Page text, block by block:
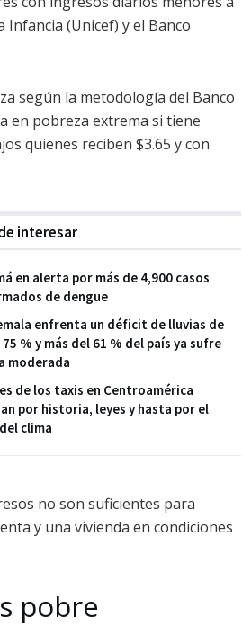
Infancia (Unicef) y el Banco
según la metodología del Banco
en pobreza extrema si tiene
quienes reciben $3.65 y con
interesar
en alerta por más de 4,900 casos
de dengue
enfrenta un déficit de lluvias de
% y más del 61 % del país ya sufre
moderada
de los taxis en Centroamérica
por historia, leyes y hasta por el
clima
no son suficientes para
y una vivienda en condiciones
pobre